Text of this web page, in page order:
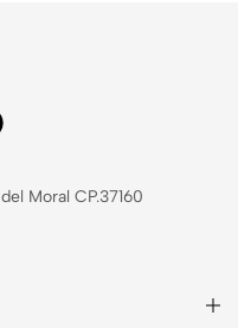
Moral CP.37160